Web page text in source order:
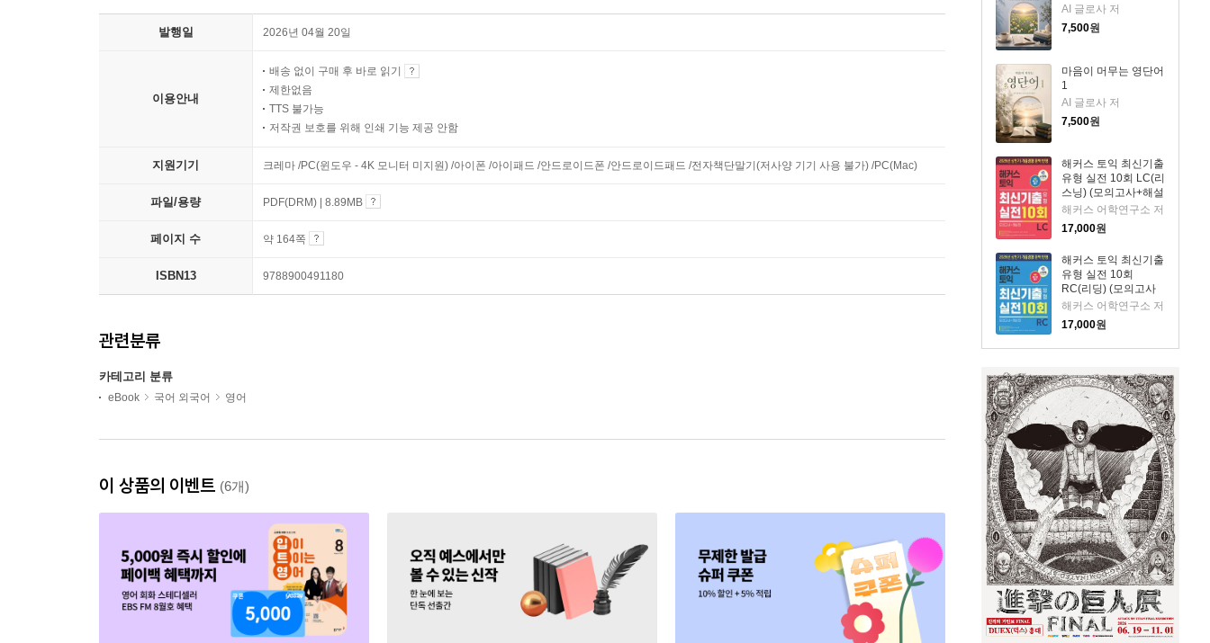
AI 글로사 저
7,500원
마음이 머무는 영단어
1
AI 글로사 저
7,500원
해커스 토익 최신기출
유형 실전 10회 LC(리
스닝) (모의고사+해설
집)
해커스 어학연구소 저
17,000원
해커스 토익 최신기출
유형 실전 10회
RC(리딩) (모의고사
+해설집)
해커스 어학연구소 저
17,000원
발행일 2026년 04월 20일
이용안내
배송 없이 구매 후 바로 읽기
제한없음
TTS 불가능
저작권 보호를 위해 인쇄 기능 제공 안함
지원기기 크레마 /PC(윈도우 - 4K 모니터 미지원) /아이폰 /아이패드 /안드로이드폰 /안드로이드패드 /전자책단말기(저사양 기기 사용 불가) /PC(Mac)
파일/용량 PDF(DRM) | 8.89MB
페이지 수 약 164쪽
ISBN13 9788900491180
관련분류
카테고리 분류
eBook 국어 외국어 영어
이 상품의 이벤트 (6개)